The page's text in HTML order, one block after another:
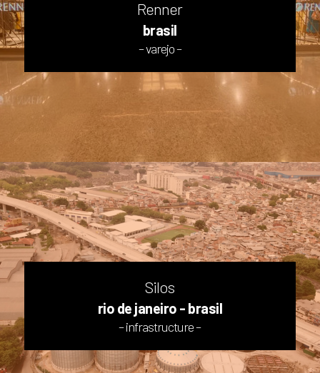
Renner
brasil
– varejo –
Silos
rio de janeiro - brasil
– infrastructure –